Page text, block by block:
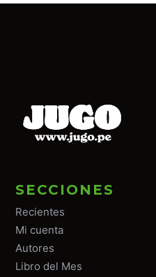
SECCIONES
Recientes
Mi cuenta
Autores
Libro del Mes